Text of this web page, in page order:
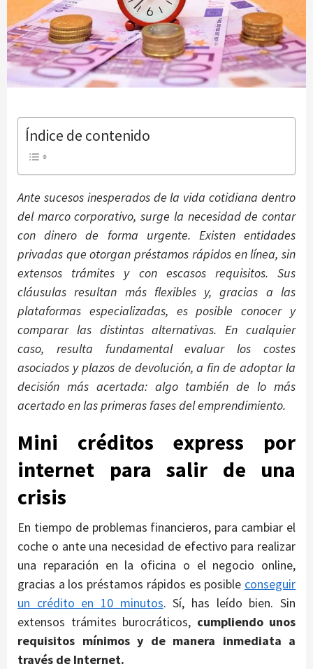
Índice de contenido
Ante sucesos inesperados de la vida cotidiana dentro
del marco corporativo, surge la necesidad de contar
con dinero de forma urgente. Existen entidades
privadas que otorgan préstamos rápidos en línea, sin
extensos trámites y con escasos requisitos. Sus
cláusulas resultan más flexibles y, gracias a las
plataformas especializadas, es posible conocer y
comparar las distintas alternativas. En cualquier
caso, resulta fundamental evaluar los costes
asociados y plazos de devolución, a fin de adoptar la
decisión más acertada: algo también de lo más
acertado en las primeras fases del emprendimiento.
Mini créditos express por
internet para salir de una
crisis
En tiempo de problemas financieros, para cambiar el
coche o ante una necesidad de efectivo para realizar
una reparación en la oficina o el negocio online,
gracias a los préstamos rápidos es posible conseguir
un crédito en 10 minutos. Sí, has leído bien. Sin
extensos trámites burocráticos, cumpliendo unos
requisitos mínimos y de manera inmediata a
través de Internet.